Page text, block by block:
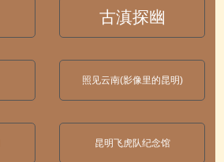
古滇探幽
照见云南(影像里的昆明)
昆明飞虎队纪念馆